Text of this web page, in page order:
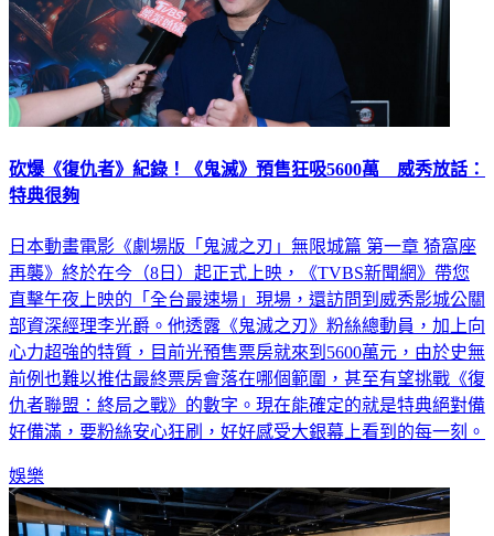
砍爆《復仇者》紀錄！《鬼滅》預售狂吸5600萬 威秀放話：
日本動畫電影《劇場版「鬼滅之刃」無限城篇 第一章 猗窩座
再襲》終於在今（8日）起正式上映，《TVBS新聞網》帶您
直擊午夜上映的「全台最速場」現場，還訪問到威秀影城公關
部資深經理李光爵。他透露《鬼滅之刃》粉絲總動員，加上向
心力超強的特質，目前光預售票房就來到5600萬元，由於史無
前例也難以推估最終票房會落在哪個範圍，甚至有望挑戰《復
仇者聯盟：終局之戰》的數字。現在能確定的就是特典絕對備
娛樂